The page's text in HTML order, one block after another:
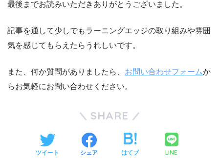
最後までお読みいただきありがとうございました。
記事を通して少しでもラーニングエッジの取り組みや雰囲
気を感じてもらえたらうれしいです。
また、何か質問がありましたら、 お問い合わせフォームか
らお気軽にお問い合わせください。
SHARE
ツイート シェア はてブ LINE